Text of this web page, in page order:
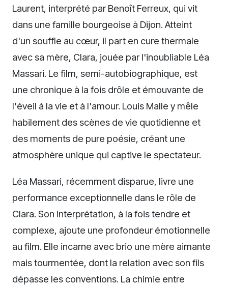
Laurent, interprété par Benoît Ferreux, qui vit
dans une famille bourgeoise à Dijon. Atteint
d'un souffle au cœur, il part en cure thermale
avec sa mère, Clara, jouée par l'inoubliable Léa
Massari. Le film, semi-autobiographique, est
une chronique à la fois drôle et émouvante de
l'éveil à la vie et à l'amour. Louis Malle y mêle
habilement des scènes de vie quotidienne et
des moments de pure poésie, créant une
atmosphère unique qui captive le spectateur.
Léa Massari, récemment disparue, livre une
performance exceptionnelle dans le rôle de
Clara. Son interprétation, à la fois tendre et
complexe, ajoute une profondeur émotionnelle
au film. Elle incarne avec brio une mère aimante
mais tourmentée, dont la relation avec son fils
dépasse les conventions. La chimie entre